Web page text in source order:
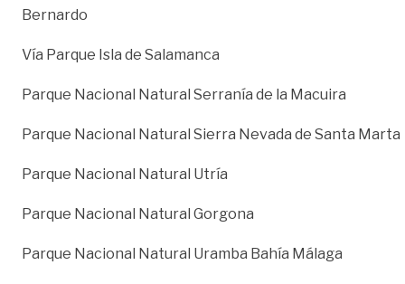
Bernardo
Vía Parque Isla de Salamanca
Parque Nacional Natural Serranía de la Macuira
Parque Nacional Natural Sierra Nevada de Santa Marta
Parque Nacional Natural Utría
Parque Nacional Natural Gorgona
Parque Nacional Natural Uramba Bahía Málaga